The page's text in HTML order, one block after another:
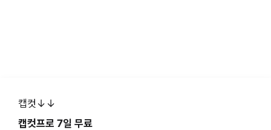
캡컷↓↓
캡컷프로 7일 무료